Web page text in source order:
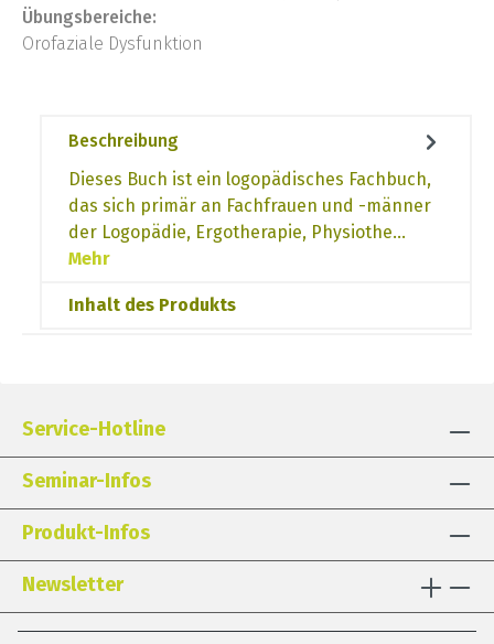
Übungsbereiche:
Orofaziale Dysfunktion
Beschreibung
Dieses Buch ist ein logopädisches Fachbuch,
das sich primär an Fachfrauen und -männer
der Logopädie, Ergotherapie, Physiothe…
Mehr
Inhalt des Produkts
Service-Hotline
Seminar-Infos
Produkt-Infos
Newsletter